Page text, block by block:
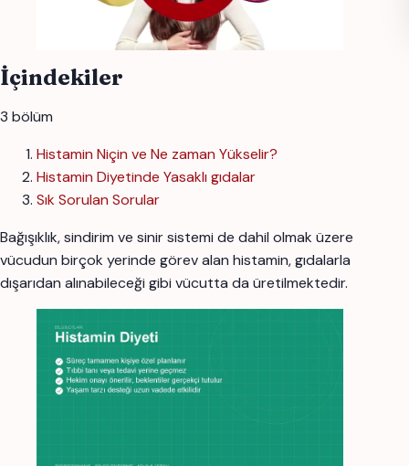
İçindekiler
3 bölüm
Histamin Niçin ve Ne zaman Yükselir?
Histamin Diyetinde Yasaklı gıdalar
Sık Sorulan Sorular
Bağışıklık, sindirim ve sinir sistemi de dahil olmak üzere
vücudun birçok yerinde görev alan histamin, gıdalarla
dışarıdan alınabileceği gibi vücutta da üretilmektedir.